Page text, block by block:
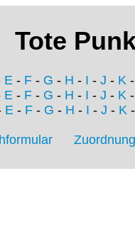
Tote
E - F - G - H - I - J - K
E - F - G - H - I - J - K
E- F- G - H - I - J - K